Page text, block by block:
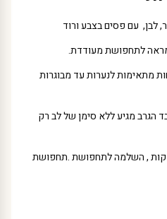
לבן, עם פסים בצבע ורוד
לתחפושת מעודדת.
מתאימות לנערות עד מבוגרות
הגרב מגיע ללא סימן של לב רק
, השלמה לתחפושת .תחפושת